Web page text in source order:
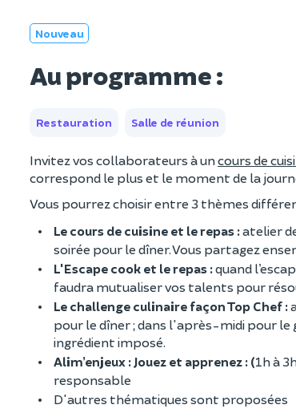
Nouveau
Au programme :
Restauration Salle de réunion
Invitez vos collaborateurs à uncours de
correspond le plus et le moment de la
Vous pourrez choisir entre 3 thèmes
Le cours de cuisine et le repas :atelier
soirée pour le dîner. Vous partagez
L'Escape cook et le repas :quand
faudra mutualiser vos talents pour
Le challenge culinaire façon Top Chef :
pour le dîner ; dans l'après-midi pour
ingrédient imposé.
Alim’enjeux : Jouez et apprenez : (1h à
responsable
D'autres thématiques sont proposées